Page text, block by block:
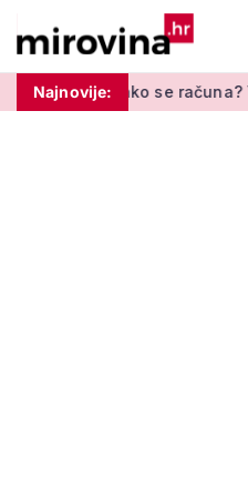
Najnovije:
se računa? Važna brojka